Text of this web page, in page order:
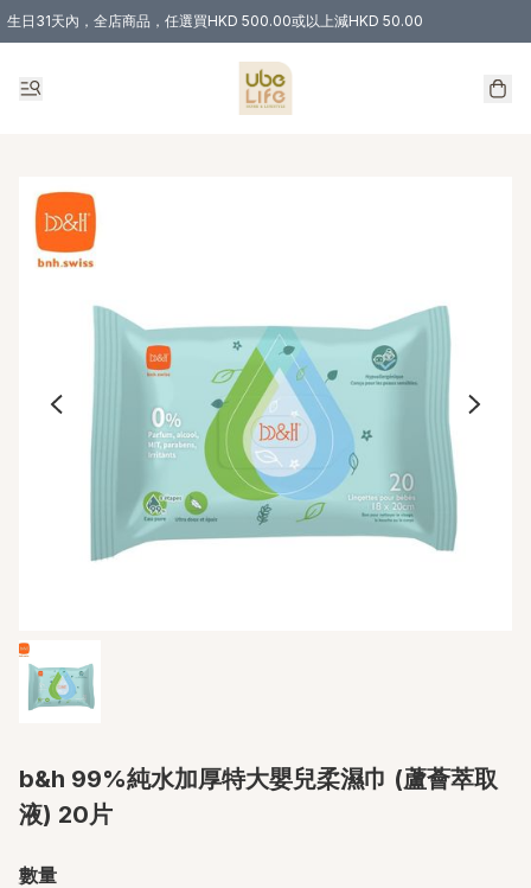
生日31天內，全店商品，任選買HKD 500.00或以上減HKD 50.00
購物滿 HKD 300.00即享免運費優惠！（適用於 特定的送貨方式 )
b&h 99%純水加厚特大嬰兒柔濕巾 (蘆薈萃取
液) 20片
數量